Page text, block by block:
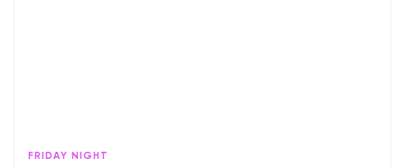
FRIDAY NIGHT